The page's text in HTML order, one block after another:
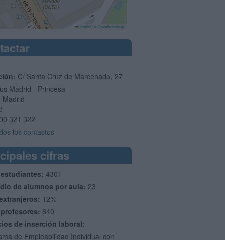
Leaflet © OpenStreetMap
C/ Santa Cruz de Marcenado, 27
Madrid - Princesa
Madrid
321 322
los contactos
cifras
estudiantes: 4301
de alumnos por aula: 23
12%
profesores: 640
de inserción laboral:
de Empleabilidad Individual con